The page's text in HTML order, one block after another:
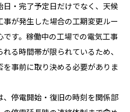
・完了予定日だけでなく、天候
が発生した場合の工期変更ルー
です。稼働中の工場での電気工事
る時間帯が限られているため、
事前に取り決める必要がありま
、停電開始・復旧の時刻を関係部